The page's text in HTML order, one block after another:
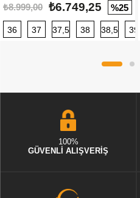
₺8.999,00 ₺6.749,25 %25
36 37 37,5 38 38,5 39
100%
GÜVENLİ ALIŞVERİŞ